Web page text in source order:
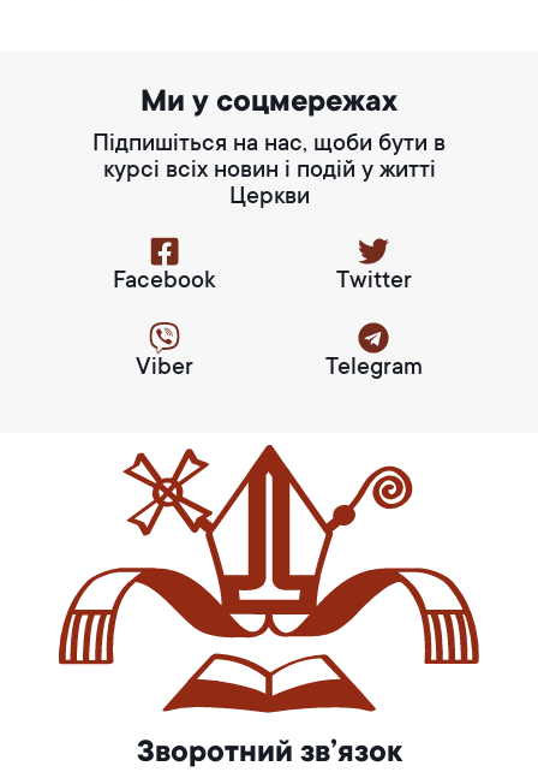
Ми у соцмережах
Підпишіться на нас, щоби бути в
курсі всіх новин і подій у житті
Церкви
Facebook Twitter
Viber Telegram
Зворотний зв’язок